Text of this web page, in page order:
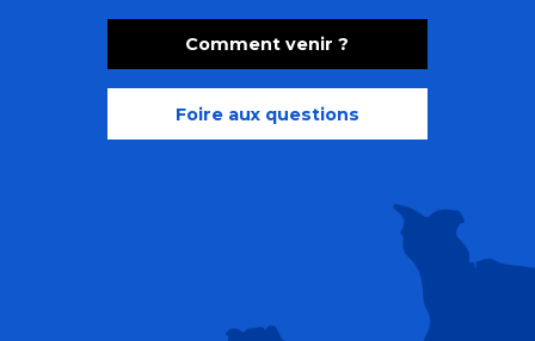
Comment venir ?
Foire aux questions